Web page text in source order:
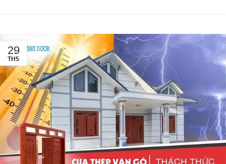
29
TH5